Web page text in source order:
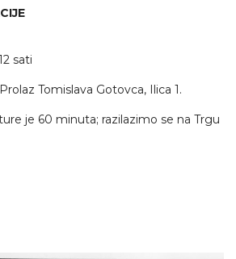
sati
Tomislava Gotovca, Ilica 1.
je 60 minuta; razilazimo se na Trgu